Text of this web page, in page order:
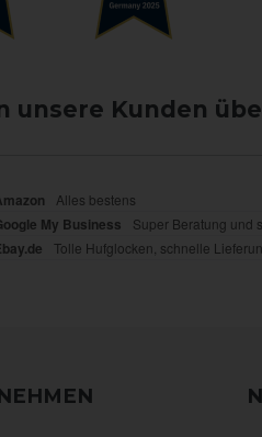
unsere Kunden